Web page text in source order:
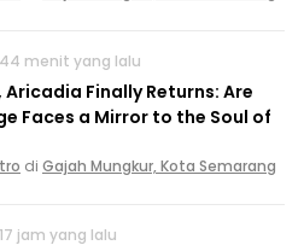
44 menit yang lalu
Aricadia Finally Returns: Are
Faces a Mirror to the Soul of
di Gajah Mungkur, Kota Semarang
17 jam yang lalu